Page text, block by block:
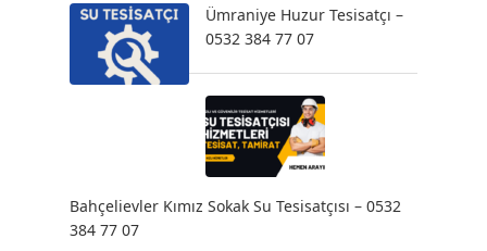
Ümraniye Huzur Tesisatçı –
0532 384 77 07
Bahçelievler Kımız Sokak Su Tesisatçısı – 0532
384 77 07